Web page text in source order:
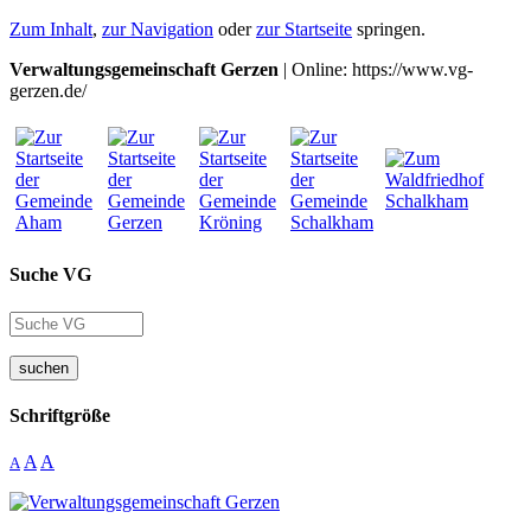
Zum Inhalt, zur Navigation oderzur Startseite springen.
Verwaltungsgemeinschaft Gerzen | Online: https://www.vg-
gerzen.de/
Suche VG
suchen
Schriftgröße
A A A